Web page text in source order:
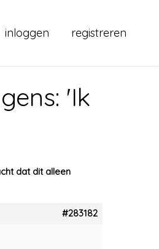
inloggen registreren
'Ik
dat dit alleen
#283182